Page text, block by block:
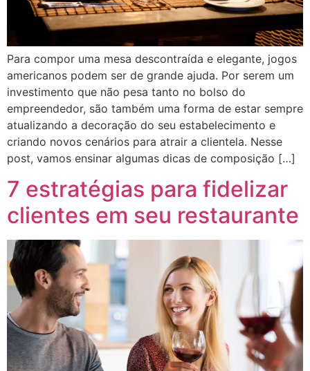
Para compor uma mesa descontraída e elegante, jogos
americanos podem ser de grande ajuda. Por serem um
investimento que não pesa tanto no bolso do
empreendedor, são também uma forma de estar sempre
atualizando a decoração do seu estabelecimento e
criando novos cenários para atrair a clientela. Nesse
post, vamos ensinar algumas dicas de composição […]
7 estratégias para fidelizar
clientes em seu restaurante